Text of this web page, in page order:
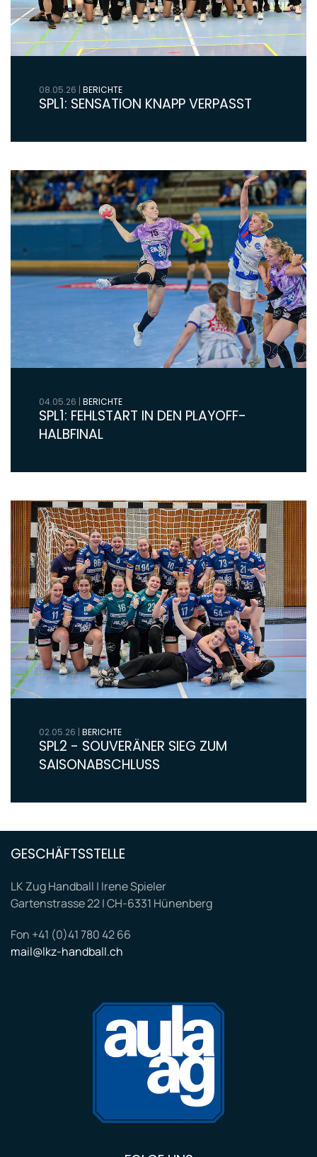
08.05.26 | BERICHTE
SPL1: SENSATION KNAPP VERPASST
04.05.26 | BERICHTE
SPL1: FEHLSTART IN DEN PLAYOFF-
HALBFINAL
02.05.26 | BERICHTE
SPL2 - SOUVERÄNER SIEG ZUM
SAISONABSCHLUSS
GESCHÄFTSSTELLE
LK Zug Handball | Irene Spieler
Gartenstrasse 22 | CH-6331 Hünenberg
Fon +41 (0)41 780 42 66
mail@lkz-handball.ch